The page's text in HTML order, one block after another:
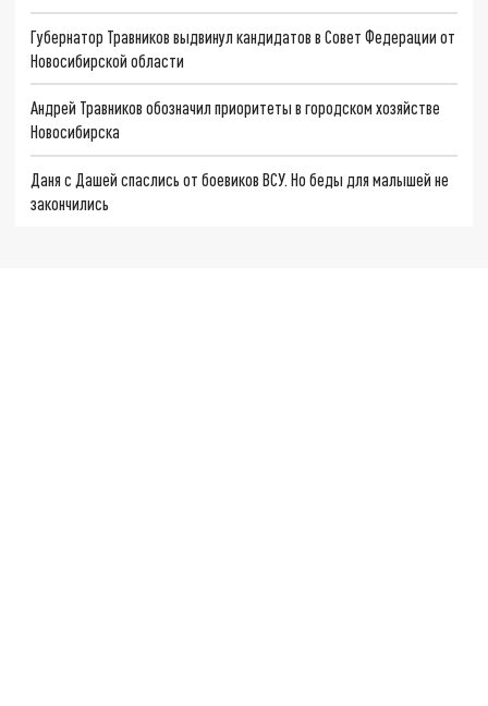
Губернатор Травников выдвинул кандидатов в Совет Федерации от
Новосибирской области
Андрей Травников обозначил приоритеты в городском хозяйстве
Новосибирска
Даня с Дашей спаслись от боевиков ВСУ. Но беды для малышей не
закончились